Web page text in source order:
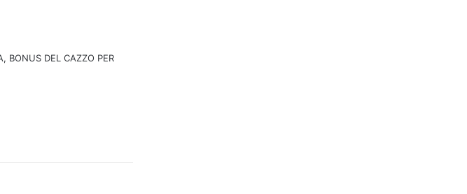
BONUS DEL CAZZO PER